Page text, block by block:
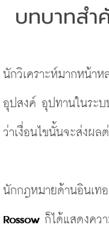
บทบาทสำ
นักวิเคราะห์มากหน้าห
อุปสงค์ อุปทานในระบ
ว่าเงื่อนไขนั้นจะส่งผล
นักกฎหมายด้านอินเทอ
Rossow ก็ได้แสดงควา